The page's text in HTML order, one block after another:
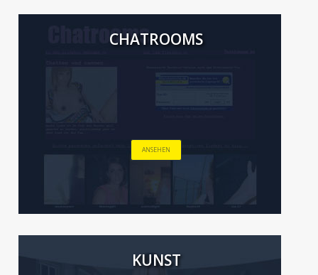
CHATROOMS
ANSEHEN
KUNST